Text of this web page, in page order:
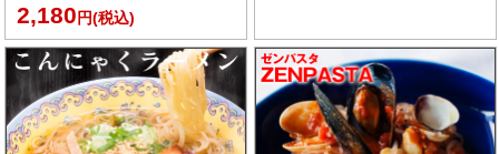
2,180円(税込)